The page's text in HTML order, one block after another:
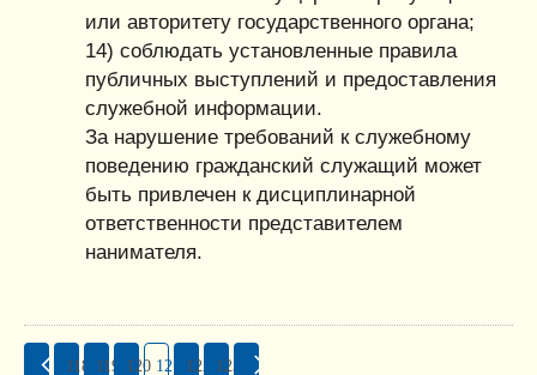
или авторитету государственного органа;
14) соблюдать установленные правила
публичных выступлений и предоставления
служебной информации.
За нарушение требований к служебному
поведению гражданский служащий может
быть привлечен к дисциплинарной
ответственности представителем
нанимателя.
118 119 120 121 122 123